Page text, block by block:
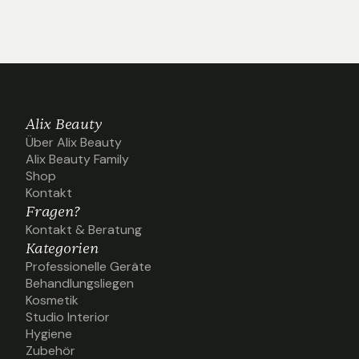
Alix Beauty
Über Alix Beauty
Über Alix Beauty
Alix Beauty Family
Alix Beauty Family
Shop
Shop
Kontakt
Kontakt
Fragen?
Kontakt & Beratung
Kontakt & Beratung
Kategorien
Professionelle Geräte
Professionelle Geräte
Behandlungsliegen
Behandlungsliegen
Kosmetik
Kosmetik
Studio Interior
Studio Interior
Hygiene
Hygiene
Zubehör